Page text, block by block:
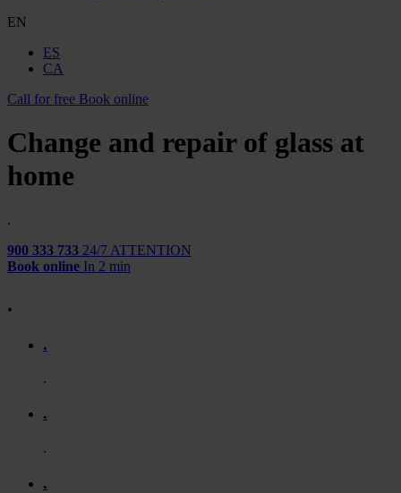
EN
ES
CA
Call for free Book online
Change and repair of glass at
home
.
900 333 733 24/7 ATTENTION
Book online In 2 min
.
.
.
.
.
.